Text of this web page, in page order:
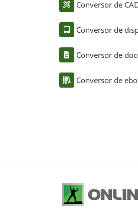
Conversor de
Conversor de
Conversor de
Conversor de